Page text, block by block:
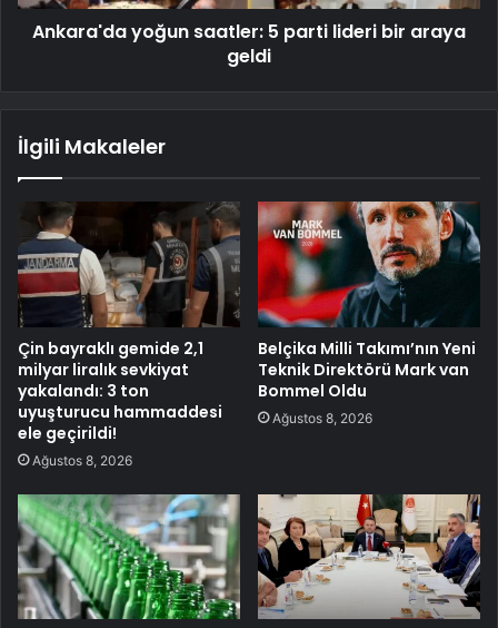
Ankara'da yoğun saatler: 5 parti lideri bir araya
geldi
İlgili Makaleler
Çin bayraklı gemide 2,1
milyar liralık sevkiyat
yakalandı: 3 ton
uyuşturucu hammaddesi
ele geçirildi!
Ağustos 8, 2026
Belçika Milli Takımı’nın Yeni
Teknik Direktörü Mark van
Bommel Oldu
Ağustos 8, 2026